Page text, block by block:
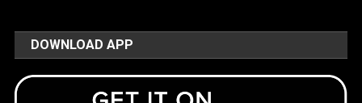
DOWNLOAD APP